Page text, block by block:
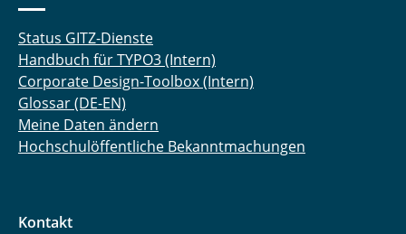
Status GITZ-Dienste
Handbuch für TYPO3 (Intern)
Corporate Design-Toolbox (Intern)
Glossar (DE-EN)
Meine Daten ändern
Hochschulöffentliche Bekanntmachungen
Kontakt